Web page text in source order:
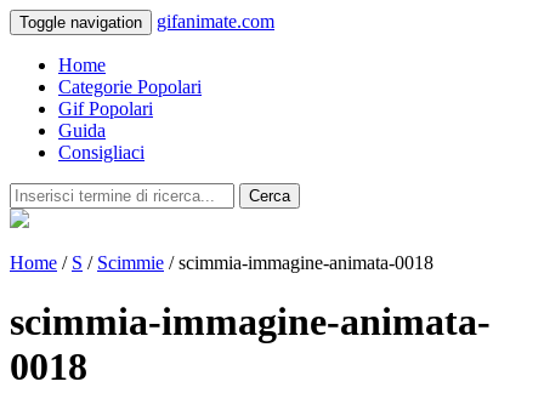
Toggle navigation gifanimate.com
Home
Categorie Popolari
Gif Popolari
Guida
Consigliaci
Cerca
Home / S / Scimmie / scimmia-immagine-animata-0018
scimmia-immagine-animata-
0018